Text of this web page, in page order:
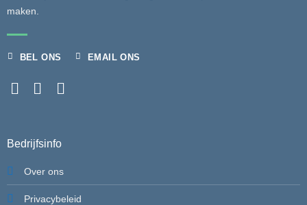
maken.
BEL ONS EMAIL ONS
Bedrijfsinfo
Over ons
Privacybeleid